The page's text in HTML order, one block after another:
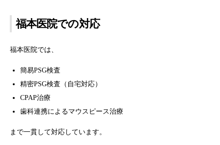
福本医院での対応
福本医院では、
簡易PSG検査
精密PSG検査（自宅対応）
CPAP治療
歯科連携によるマウスピース治療
まで一貫して対応しています。